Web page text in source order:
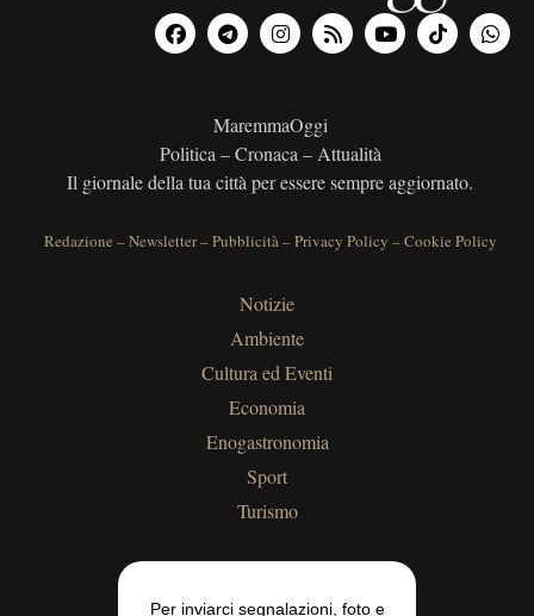
MaremmaOggi
Politica – Cronaca – Attualità
Il giornale della tua città per essere sempre aggiornato.
Redazione –Newsletter–Pubblicità–Privacy Policy –Cookie Policy
Notizie
Ambiente
Cultura ed Eventi
Economia
Enogastronomia
Sport
Turismo
Per inviarci segnalazioni, foto e